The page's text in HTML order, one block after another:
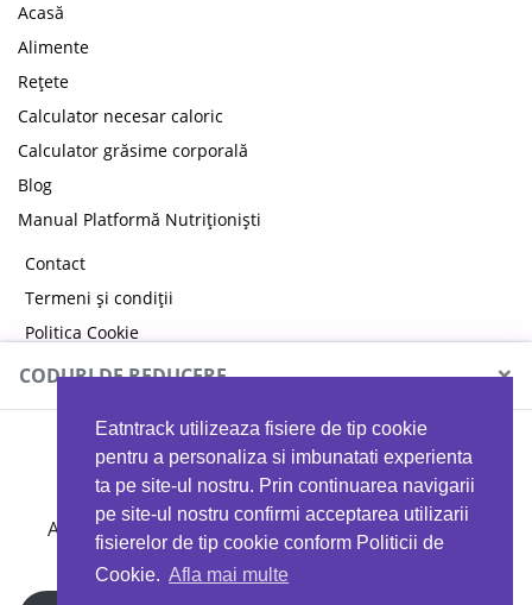
Eatntrack utilizeaza fisiere de tip cookie
pentru a personaliza si imbunatati experienta
ta pe site-ul nostru. Prin continuarea navigarii
pe site-ul nostru confirmi acceptarea utilizarii
fisierelor de tip cookie conform Politicii de
Cookie. Afla mai multe
Acasă
Alimente
Rețete
Calculator necesar caloric
Calculator grăsime corporală
Blog
Manual Platformă Nutriționiști
Contact
Termeni și condiții
Politica Cookie
Politica de confidențialitate
CODURI DE REDUCERE ×
MYPROTEIN
Ai 40%reducere la orice comandă folosind codul
EATTRACK